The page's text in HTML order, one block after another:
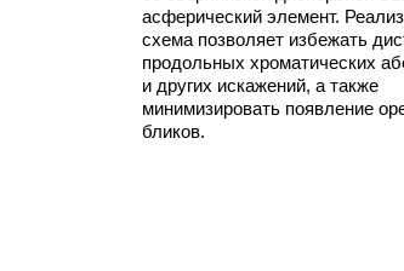
асферический элемент.
схема позволяет избежать
продольных хроматических
и других искажений, а также
минимизировать появление
бликов.